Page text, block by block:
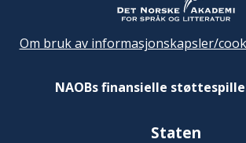
Om bruk av informasjonskapsler/
NAOBs finansielle
Staten